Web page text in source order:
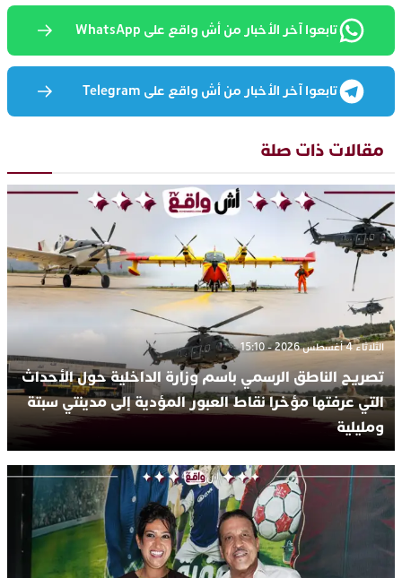
تابعوا آخر الأخبار من أش واقع على WhatsApp
تابعوا آخر الأخبار من أش واقع على Telegram
مقالات ذات صلة
الثلاثاء 4 أغسطس 2026 - 15:10
تصريح الناطق الرسمي باسم وزارة الداخلية حول الأحداث
التي عرفتها مؤخرا نقاط العبور المؤدية إلى مدينتي سبتة
ومليلية